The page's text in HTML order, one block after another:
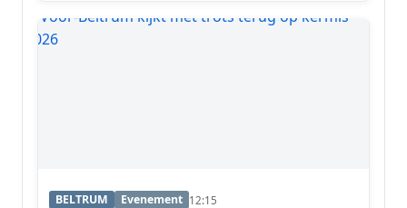
BELTRUM Evenement 12:15